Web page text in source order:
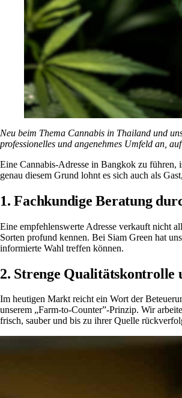
Neu beim Thema Cannabis in Thailand und
professionelles und angenehmes Umfeld an,
Eine Cannabis-Adresse in Bangkok zu führen,
genau diesem Grund lohnt es sich auch als
1. Fachkundige Beratung
Eine empfehlenswerte Adresse verkauft nicht
Sorten profund kennen. Bei Siam Green hat
informierte Wahl treffen können.
2. Strenge Qualitätskontrolle
Im heutigen Markt reicht ein Wort der
unserem „Farm-to-Counter”-Prinzip. Wir
frisch, sauber und bis zu ihrer Quelle